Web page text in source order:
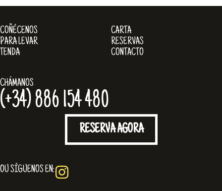
COÑÉCENOS
PARA LEVAR
TENDA
CARTA
RESERVAS
CONTACTO
CHÁMANOS
(+34) 886 154 480
RESERVA AGORA
OU SÍGUENOS EN: